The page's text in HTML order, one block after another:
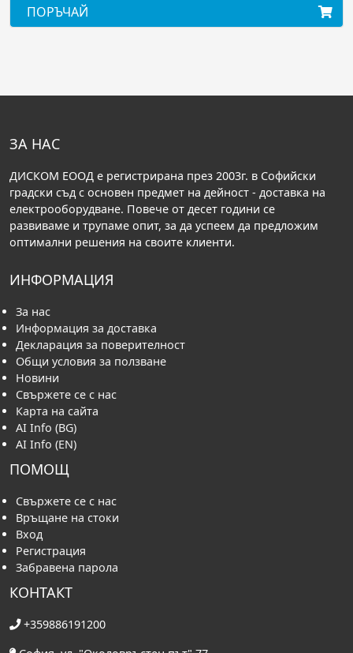
ЗА НАС
ДИСКОМ ЕООД е регистрирана през 2003г. в Софийски
градски съд с основен предмет на дейност - доставка на
електрооборудване. Повече от десет години се
развиваме и трупаме опит, за да успеем да предложим
оптимални решения на своите клиенти.
ИНФОРМАЦИЯ
За нас
Информация за доставка
Декларация за поверителност
Общи условия за ползване
Новини
Свържете се с нас
Карта на сайта
AI Info (BG)
AI Info (EN)
ПОМОЩ
Свържете се с нас
Връщане на стоки
Вход
Регистрация
Забравена парола
КОНТАКТ
+359886191200